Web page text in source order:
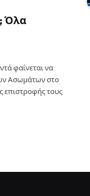
Όλα
φαίνεται να
Ασωμάτων στο
επιστροφής τους